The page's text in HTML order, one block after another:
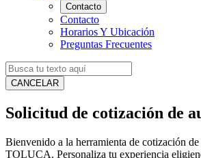
Contacto
Contacto
Horarios Y Ubicación
Preguntas Frecuentes
CANCELAR
Solicitud de cotización de
Bienvenido a la herramienta de cotización
TOLUCA. Personaliza tu experiencia